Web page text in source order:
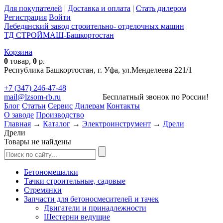
Для покупателей | Доставка и оплата | Стать дилером
Регистрация Войти
Лебедянский завод строительно- отделочных машин
ТД СТРОЙМАШ-Башкортостан
Корзина
0 товар, 0 р.
Республика Башкортостан, г. Уфа, ул.Менделеева 221/1
+7 (347) 246-47-48
mail@lzsom-rb.ru Бесплатный звонок по России!
Блог Статьи Сервис Дилерам Контакты
О заводе Производство
Главная → Каталог → Электроинструмент → Дрели
Дрели
Товары не найдены
Бетономешалки
Тачки строительные, садовые
Стремянки
Запчасти для бетоносмесителей и тачек
Двигатели и принадлежности
Шестерни ведущие